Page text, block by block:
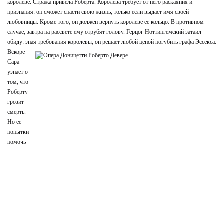
королеве. Стража привела Роберта. Королева требует от него раскаяния и
признания: он сможет спасти свою жизнь, только если выдаст имя своей
любовницы. Кроме того, он должен вернуть королеве ее кольцо. В противном
случае, завтра на рассвете ему отрубят голову. Герцог Ноттингемский затаил
обиду: зная требования королевы, он решает любой ценой погубить графа Эссекса.
Вскоре
Сара
узнает о
том, что
Роберту
грозит
смерть.
Но ее
попытки
помочь